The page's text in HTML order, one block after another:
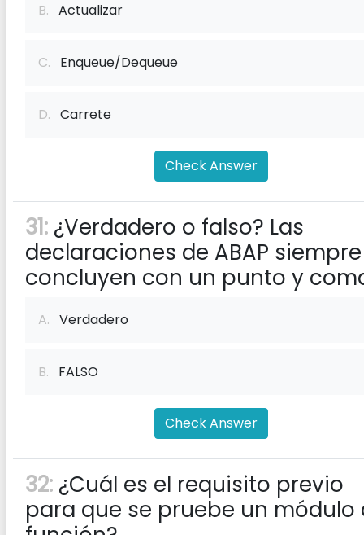
B. Actualizar
C. Enqueue/Dequeue
D. Carrete
Check Answer
31: ¿Verdadero o falso? Las
declaraciones de ABAP siempre
concluyen con un punto y
A. Verdadero
B. FALSO
Check Answer
32: ¿Cuál es el requisito previo
para que se pruebe un módulo